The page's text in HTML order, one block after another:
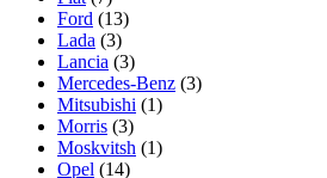
Ford (13)
Lada (3)
Lancia (3)
Mercedes-Benz (3)
Mitsubishi (1)
Morris (3)
Moskvitsh (1)
Opel (14)